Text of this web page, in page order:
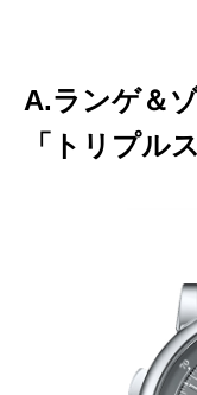
A.ランゲ＆
「トリプル